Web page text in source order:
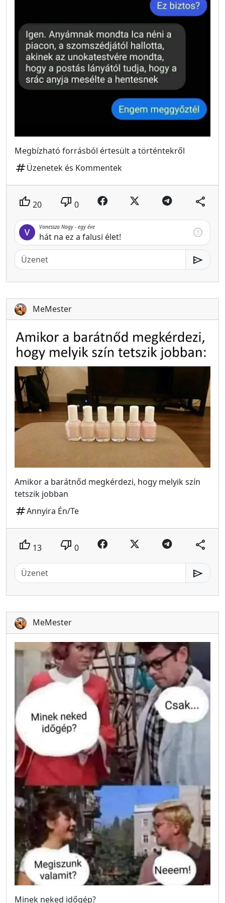
Megbízható forrásból értesült a történtekről
tagÜzenetek és Kommentek
thumb_up 20 thumb_down 0 share
Vanessza Nagy - egy éve
hát na ez a falusi élet!
report
send
MeMester
Amikor a barátnőd megkérdezi, hogy melyik szín
tetszik jobban
tagAnnyira Én/Te
thumb_up 13 thumb_down 0 share
send
MeMester
Minek neked időgép?